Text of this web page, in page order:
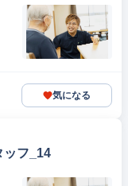
気になる
ッフ_14